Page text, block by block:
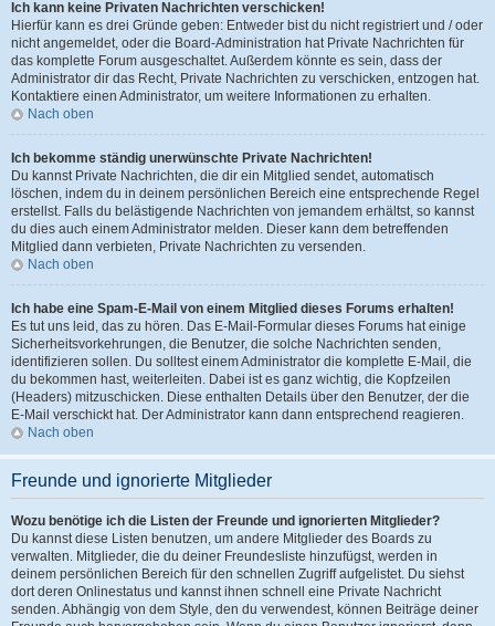
Ich kann keine Privaten Nachrichten verschicken!
Hierfür kann es drei Gründe geben: Entweder bist du nicht registriert und / oder
nicht angemeldet, oder die Board-Administration hat Private Nachrichten für
das komplette Forum ausgeschaltet. Außerdem könnte es sein, dass der
Administrator dir das Recht, Private Nachrichten zu verschicken, entzogen hat.
Kontaktiere einen Administrator, um weitere Informationen zu erhalten.
Nach oben
Ich bekomme ständig unerwünschte Private Nachrichten!
Du kannst Private Nachrichten, die dir ein Mitglied sendet, automatisch
löschen, indem du in deinem persönlichen Bereich eine entsprechende Regel
erstellst. Falls du belästigende Nachrichten von jemandem erhältst, so kannst
du dies auch einem Administrator melden. Dieser kann dem betreffenden
Mitglied dann verbieten, Private Nachrichten zu versenden.
Nach oben
Ich habe eine Spam-E-Mail von einem Mitglied dieses Forums erhalten!
Es tut uns leid, das zu hören. Das E-Mail-Formular dieses Forums hat einige
Sicherheitsvorkehrungen, die Benutzer, die solche Nachrichten senden,
identifizieren sollen. Du solltest einem Administrator die komplette E-Mail, die
du bekommen hast, weiterleiten. Dabei ist es ganz wichtig, die Kopfzeilen
(Headers) mitzuschicken. Diese enthalten Details über den Benutzer, der die
E-Mail verschickt hat. Der Administrator kann dann entsprechend reagieren.
Nach oben
Freunde und ignorierte Mitglieder
Wozu benötige ich die Listen der Freunde und ignorierten Mitglieder?
Du kannst diese Listen benutzen, um andere Mitglieder des Boards zu
verwalten. Mitglieder, die du deiner Freundesliste hinzufügst, werden in
deinem persönlichen Bereich für den schnellen Zugriff aufgelistet. Du siehst
dort deren Onlinestatus und kannst ihnen schnell eine Private Nachricht
senden. Abhängig von dem Style, den du verwendest, können Beiträge deiner